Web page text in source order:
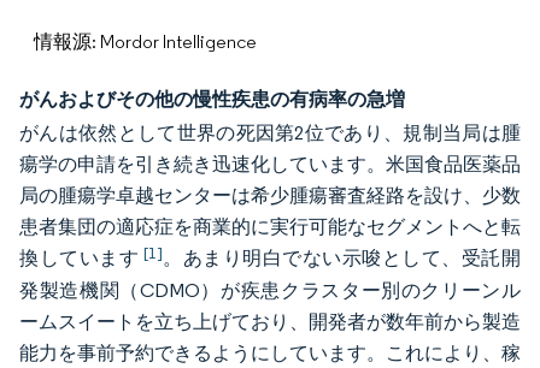
情報源: Mordor Intelligence
がんおよびその他の慢性疾患の有病率の急増
がんは依然として世界の死因第2位であり、規制当局は腫
瘍学の申請を引き続き迅速化しています。米国食品医薬品
局の腫瘍学卓越センターは希少腫瘍審査経路を設け、少数
患者集団の適応症を商業的に実行可能なセグメントへと転
換しています [1]。あまり明白でない示唆として、受託開
発製造機関（CDMO）が疾患クラスター別のクリーンル
ームスイートを立ち上げており、開発者が数年前から製造
能力を事前予約できるようにしています。これにより、稼